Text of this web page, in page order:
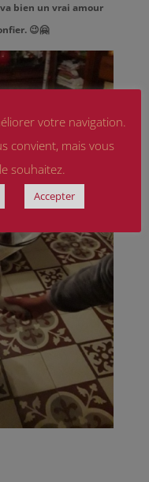
bien un vrai amour
😉🤗
votre navigation.
convient, mais vous
souhaitez.
Accepter